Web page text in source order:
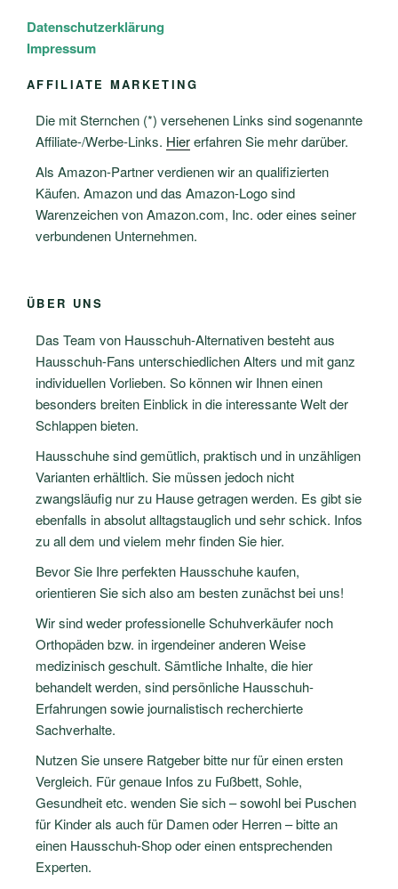
Datenschutzerklärung
Impressum
AFFILIATE MARKETING
Die mit Sternchen (*) versehenen Links sind sogenannte
Affiliate-/Werbe-Links. Hiererfahren Sie mehr darüber.
Als Amazon-Partner verdienen wir an qualifizierten
Käufen. Amazon und das Amazon-Logo sind
Warenzeichen von Amazon.com, Inc. oder eines seiner
verbundenen Unternehmen.
ÜBER UNS
Das Team von Hausschuh-Alternativen besteht aus
Hausschuh-Fans unterschiedlichen Alters und mit ganz
individuellen Vorlieben. So können wir Ihnen einen
besonders breiten Einblick in die interessante Welt der
Schlappen bieten.
Hausschuhe sind gemütlich, praktisch und in unzähligen
Varianten erhältlich. Sie müssen jedoch nicht
zwangsläufig nur zu Hause getragen werden. Es gibt sie
ebenfalls in absolut alltagstauglich und sehr schick. Infos
zu all dem und vielem mehr finden Sie hier.
Bevor Sie Ihre perfekten Hausschuhe kaufen,
orientieren Sie sich also am besten zunächst bei uns!
Wir sind weder professionelle Schuhverkäufer noch
Orthopäden bzw. in irgendeiner anderen Weise
medizinisch geschult. Sämtliche Inhalte, die hier
behandelt werden, sind persönliche Hausschuh-
Erfahrungen sowie journalistisch recherchierte
Sachverhalte.
Nutzen Sie unsere Ratgeber bitte nur für einen ersten
Vergleich. Für genaue Infos zu Fußbett, Sohle,
Gesundheit etc. wenden Sie sich – sowohl bei Puschen
für Kinder als auch für Damen oder Herren – bitte an
einen Hausschuh-Shop oder einen entsprechenden
Experten.